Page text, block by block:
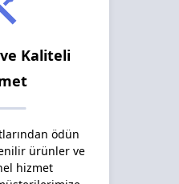
Kaliteli
ödün
ürünler ve
hizmet